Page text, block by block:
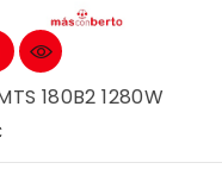
180B2 1280W